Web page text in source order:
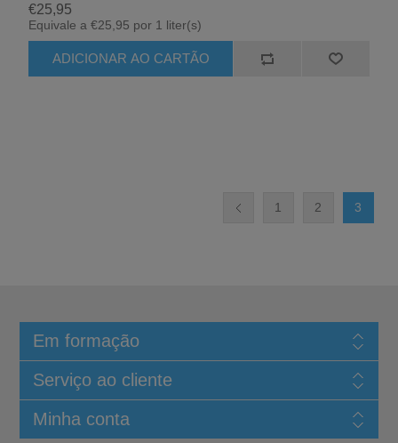
€25,95
Equivale a €25,95 por 1 liter(s)
1 2 3
Em formação
Serviço ao cliente
Minha conta